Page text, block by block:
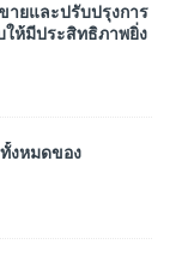
ยและปรับปรุงการ
ให้มีประสิทธิภาพยิ่ง
งหมดของ